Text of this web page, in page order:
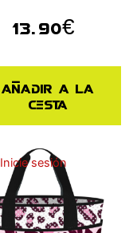
13.90€
Añadir a la
cesta
Inicie sesión